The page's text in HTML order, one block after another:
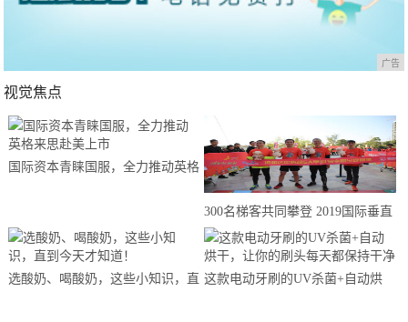
广告
视觉焦点
国际资本青睐国服，全力推动英格
300名梯客共同攀登 2019国际垂直
马拉松超级精英赛顺德海骏达中心
站欢乐开跑
选酸奶、喝酸奶，这些小知识，直 这款电动牙刷的UV杀菌+自动烘